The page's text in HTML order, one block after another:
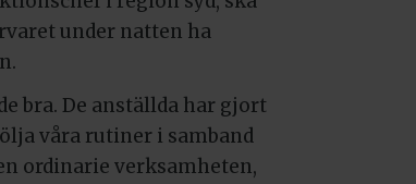
under natten ha
bra. De anställda har gjort
våra rutiner i samband
ordinarie verksamheten,